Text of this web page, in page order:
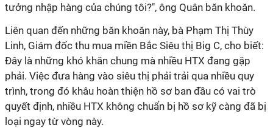
tưởng nhập hàng của chúng tôi?", ông Quân băn khoăn.
Liên quan đến những băn khoăn này, bà Phạm Thị Thùy
Linh, Giám đốc thu mua miền Bắc Siêu thị Big C, cho biết:
Đây là những khó khăn chung mà nhiều HTX đang gặp
phải. Việc đưa hàng vào siêu thị phải trải qua nhiều quy
trình, trong đó khâu hoàn thiện hồ sơ ban đầu có vai trò
quyết định, nhiều HTX không chuẩn bị hồ sơ kỹ càng đã bị
loại ngay từ vòng này.